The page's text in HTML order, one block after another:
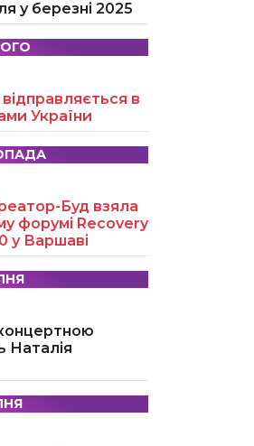
у березні 2025
в
України
Буд взяла
форумі Recovery
у Варшаві
Наталія